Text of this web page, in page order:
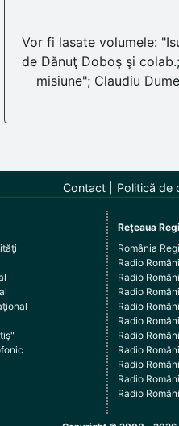
Vor fi lasate volumele:
de Dănuţ Doboş şi
misiune"; Claudiu
Contact Politică de
Reţeaua
România
Radio
Radio
Radio
Radio
Radio
Radio
Radio
Radio
Radio
Radio